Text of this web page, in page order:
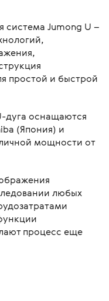
система Jumong U –
простой и быстрой
дуга оснащаются
(Япония) и
мощности от
любых
процесс еще